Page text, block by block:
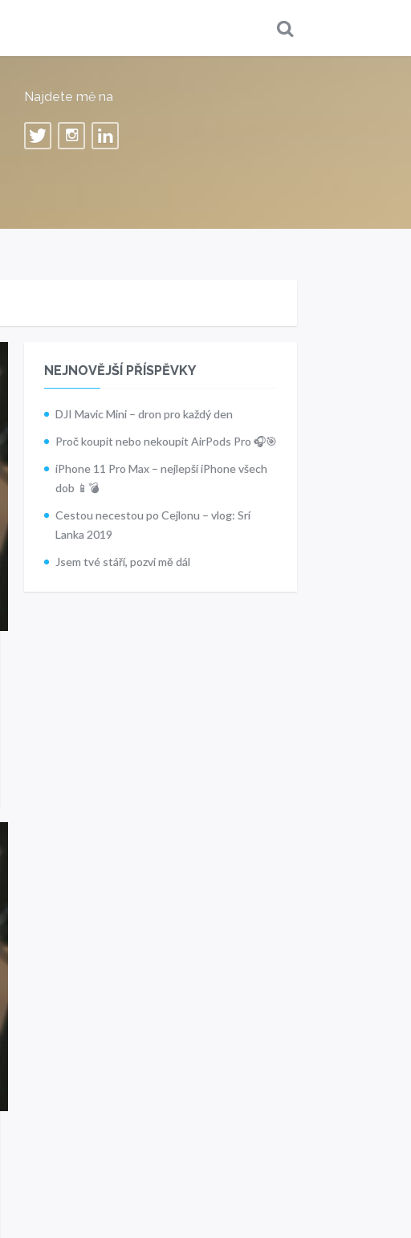
Najdete mě na
NEJNOVĚJŠÍ PŘÍSPĚVKY
DJI Mavic Mini – dron pro každý den
Proč koupit nebo nekoupit AirPods Pro 🎧🎯
iPhone 11 Pro Max – nejlepší iPhone všech
dob 📱💣
Cestou necestou po Cejlonu – vlog: Srí
Lanka 2019
Jsem tvé stáří, pozvi mě dál